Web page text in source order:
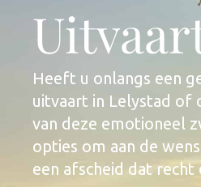
Heeft u onlangs een
uitvaart in Lelystad of
van deze emotioneel
opties om aan de
een afscheid dat